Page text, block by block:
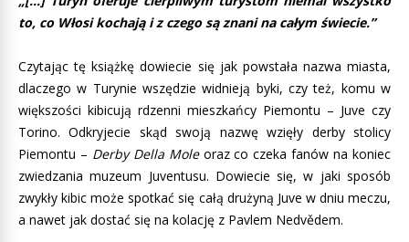
to, co Włosi kochają i z czego są znani na całym świecie.”
Czytając tę książkę dowiecie się jak powstała nazwa miasta,
dlaczego w Turynie wszędzie widnieją byki, czy też, komu w
większości kibicują rdzenni mieszkańcy Piemontu – Juve czy
Torino. Odkryjecie skąd swoją nazwę wzięły derby stolicy
Piemontu – Derby Della Moleoraz co czeka fanów na koniec
zwiedzania muzeum Juventusu. Dowiecie się, w jaki sposób
zwykły kibic może spotkać się całą drużyną Juve w dniu meczu,
a nawet jak dostać się na kolację z Pavlem Nedvědem.